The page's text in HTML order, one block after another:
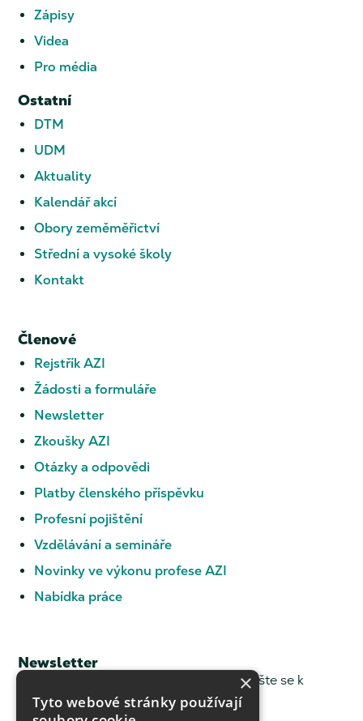
Zápisy
Videa
Pro média
Ostatní
DTM
UDM
Aktuality
Kalendář akcí
Obory zeměměřictví
Střední a vysoké školy
Kontakt
Členové
Rejstřík AZI
Žádosti a formuláře
Newsletter
Zkoušky AZI
Otázky a odpovědi
Platby členského příspěvku
Profesní pojištění
Vzdělávání a semináře
Novinky ve výkonu profese AZI
Nabídka práce
Newsletter
Chcete dostávat novinky z ČKZ? Přihlašte se k
odběru.
×
Tyto webové stránky používají